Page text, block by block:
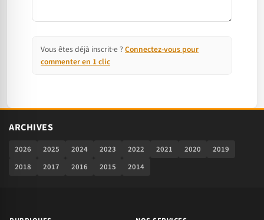
Vous êtes déjà inscrit·e ? Connectez-vous pour
commenter en 1 clic
ARCHIVES
2026 2025 2024 2023 2022 2021 2020
2019
2018
2017 2016 2015 2014